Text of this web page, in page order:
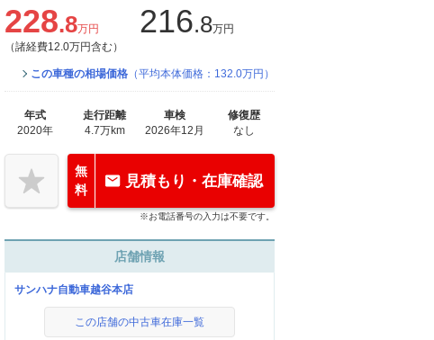
228.8万円
（諸経費12.0万円含む）
216.8万円
この車種の相場価格 （平均本体価格：132.0万円）
年式
2020年
走行距離
4.7万km
車検
2026年12月
修復歴
なし
無
料
見積もり・在庫確認
※お電話番号の入力は不要です。
店舗情報
サンハナ自動車越谷本店
この店舗の中古車在庫一覧